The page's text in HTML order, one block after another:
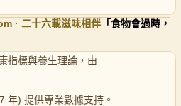
· 二十六載滋味相伴 「食物會過時，
指標與養生理論，由
年) 提供專業數據支持。